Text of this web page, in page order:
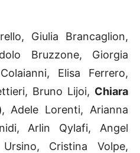
Giulia Brancaglion,
Bruzzone, Giorgia
Elisa Ferrero,
Bruno Lijoi, Chiara
, Adele Lorenti, Arianna
Arlin Qylafi, Angel
Cristina Volpe,